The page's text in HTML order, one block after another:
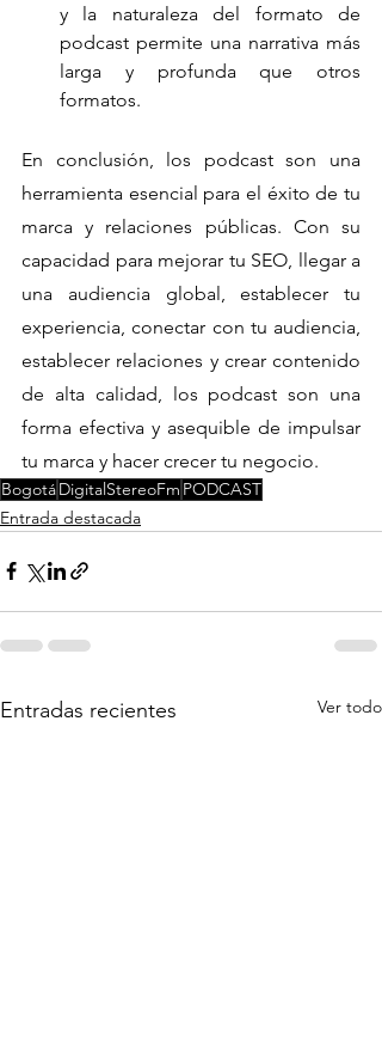
y la naturaleza del formato de
podcast permite una narrativa más
larga y profunda que otros
formatos.
En conclusión, los podcast son una
herramienta esencial para el éxito de tu
marca y relaciones públicas. Con su
capacidad para mejorar tu SEO, llegar a
una audiencia global, establecer tu
experiencia, conectar con tu audiencia,
establecer relaciones y crear contenido
de alta calidad, los podcast son una
forma efectiva y asequible de impulsar
tu marca y hacer crecer tu negocio.
BogotáDigitalStereoFm PODCAST
Entrada destacada
Entradas recientes Ver todo